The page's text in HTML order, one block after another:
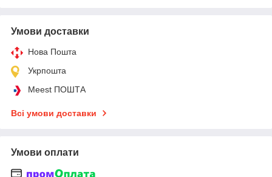
Умови доставки
Нова Пошта
Укрпошта
Meest ПОШТА
Всі умови доставки
Умови оплати